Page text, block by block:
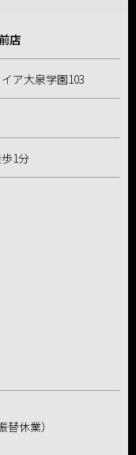
店
ア大泉学園103
1分
休業）